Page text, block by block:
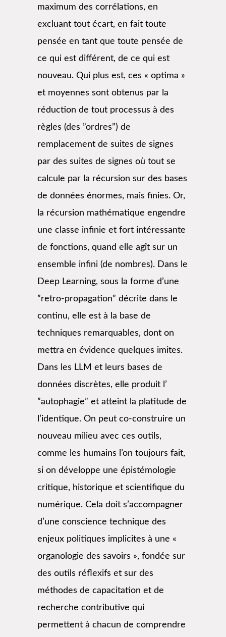
maximum des corrélations, en
excluant tout écart, en fait toute
pensée en tant que toute pensée de
ce qui est différent, de ce qui est
nouveau. Qui plus est, ces « optima »
et moyennes sont obtenus par la
réduction de tout processus à des
règles (des ”ordres”) de
remplacement de suites de signes
par des suites de signes où tout se
calcule par la récursion sur des bases
de données énormes, mais finies. Or,
la récursion mathématique engendre
une classe infinie et fort intéressante
de fonctions, quand elle agît sur un
ensemble infini (de nombres). Dans le
Deep Learning, sous la forme d’une
”retro-propagation” décrite dans le
continu, elle est à la base de
techniques remarquables, dont on
mettra en évidence quelques imites.
Dans les LLM et leurs bases de
données discrètes, elle produit l’
”autophagie” et atteint la platitude de
l’identique. On peut co-construire un
nouveau milieu avec ces outils,
comme les humains l’on toujours fait,
si on développe une épistémologie
critique, historique et scientifique du
numérique. Cela doit s’accompagner
d’une conscience technique des
enjeux politiques implicites à une «
organologie des savoirs », fondée sur
des outils réflexifs et sur des
méthodes de capacitation et de
recherche contributive qui
permettent à chacun de comprendre